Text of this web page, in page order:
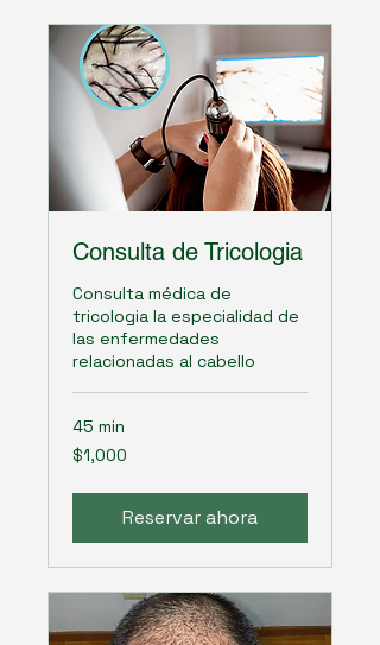
Consulta de Tricologia
Consulta médica de
tricologia la especialidad de
las enfermedades
relacionadas al cabello
45 min
1,000
pesos
$1,000
Reservar ahora